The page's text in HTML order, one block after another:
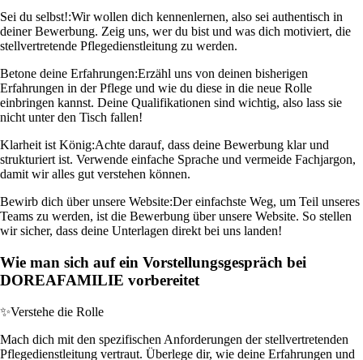
Sei du selbst!:Wir wollen dich kennenlernen, also sei authentisch in
deiner Bewerbung. Zeig uns, wer du bist und was dich motiviert, die
stellvertretende Pflegedienstleitung zu werden.
Betone deine Erfahrungen:Erzähl uns von deinen bisherigen
Erfahrungen in der Pflege und wie du diese in die neue Rolle
einbringen kannst. Deine Qualifikationen sind wichtig, also lass sie
nicht unter den Tisch fallen!
Klarheit ist König:Achte darauf, dass deine Bewerbung klar und
strukturiert ist. Verwende einfache Sprache und vermeide Fachjargon,
damit wir alles gut verstehen können.
Bewirb dich über unsere Website:Der einfachste Weg, um Teil unseres
Teams zu werden, ist die Bewerbung über unsere Website. So stellen
wir sicher, dass deine Unterlagen direkt bei uns landen!
Wie man sich auf ein Vorstellungsgespräch bei
DOREAFAMILIE vorbereitet
✨Verstehe die Rolle
Mach dich mit den spezifischen Anforderungen der stellvertretenden
Pflegedienstleitung vertraut. Überlege dir, wie deine Erfahrungen und